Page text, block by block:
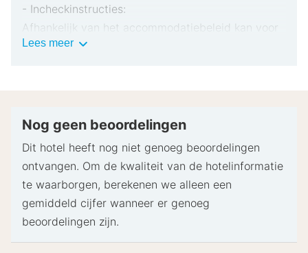
- Incheckinstructies:
Afhankelijk van het accommodatiebeleid kan voor
extra personen een toeslag in rekening worden
pinpas of borgsom in contanten te verstrekken
Speciale verzoeken worden onder voorbehoud van
beschikbaarheid bij het inchecken ingewilligd.
Hiervoor kunnen extra kosten in rekening worden
gebracht. Speciale verzoeken kunnen niet worden
gegarandeerd.
Lees meerBelangrijke
Nog geen beoordelingen
Dit hotel heeft nog niet genoeg beoordelingen
ontvangen. Om de kwaliteit van de hotelinformatie
te waarborgen, berekenen we alleen een
gemiddeld cijfer wanneer er genoeg
beoordelingen zijn.